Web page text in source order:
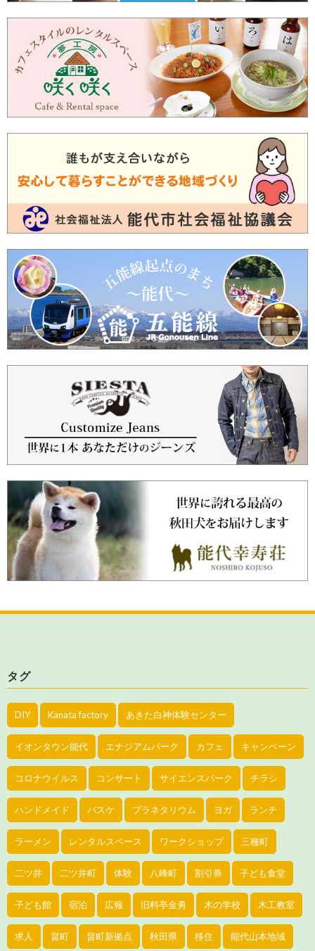
タグ
DIY Kanata factory あきた白神体験センター
イオンタウン能代 エナジアムパーク カフェ キャンペーン
コロナウイルス コンサート サイエンスパーク チラシ
ハンドメイド バスケ プラネタリウム ヨガ ランチ
ラーメン レンタルスペース ワークショップ 三種町
二ツ井 二ツ井町 体験 八峰町 割引券 子ども食堂
子ども館 宿泊 広報 旧料亭金勇 木の学校 木工教室
求人 畠町 畠町新拠点 秋田県 移住 能代山本地域